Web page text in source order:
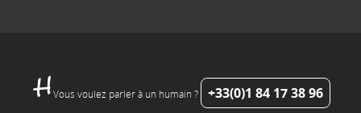
Vous voulez parler à un humain ? +33(0)1 84 17 38 96